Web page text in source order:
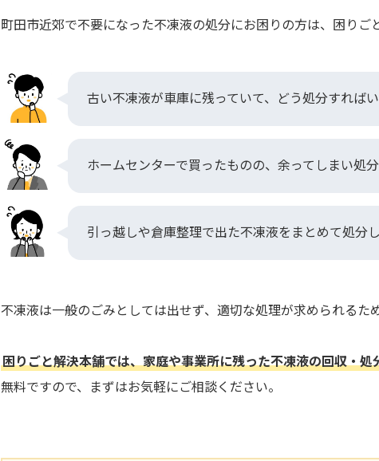
町田市近郊で不要になった不凍液の処分にお困りの方は、困りご
古い不凍液が車庫に残っていて、どう処分すれば
ホームセンターで買ったものの、余ってしまい処
引っ越しや倉庫整理で出た不凍液をまとめて処分
不凍液は一般のごみとしては出せず、適切な処理が求められるた
困りごと解決本舗では、家庭や事業所に残った不凍液の回収・
無料ですので、まずはお気軽にご相談ください。